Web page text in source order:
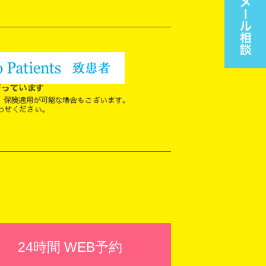
24時間 WEB予約